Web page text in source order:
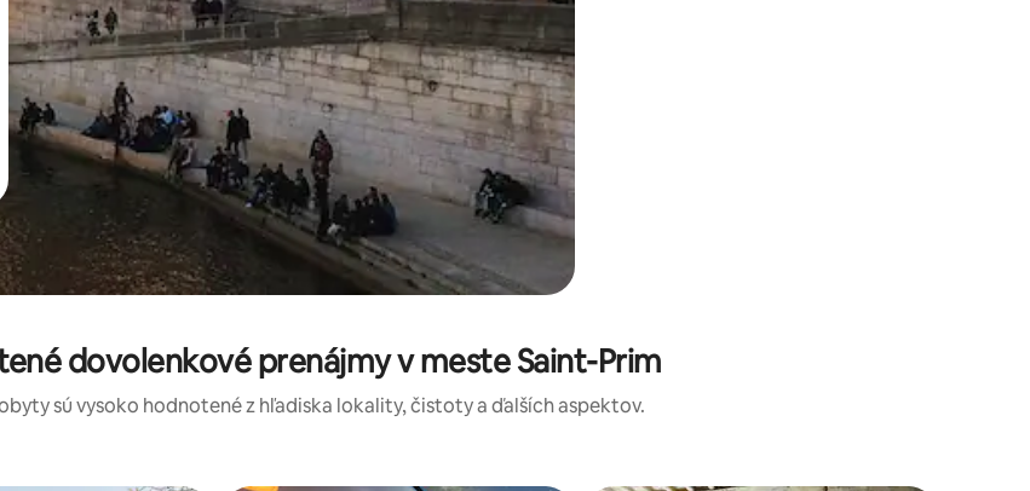
dovolenkové prenájmy v meste Saint-Prim
sú vysoko hodnotené z hľadiska lokality, čistoty a ďalších aspektov.